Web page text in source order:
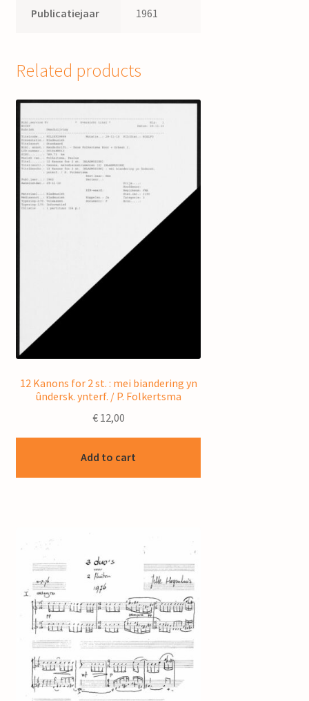
Publicatiejaar 1961
Related products
12 Kanons for 2 st. : mei biandering yn
ûndersk. ynterf. / P. Folkertsma
€12,00
Add to cart